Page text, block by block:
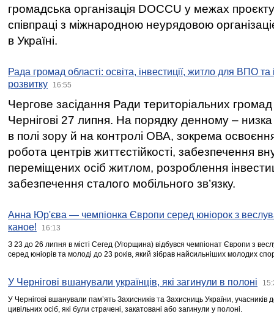
громадська організація DOCCU у межах
співпраці з міжнародною неурядовою
в Україні.
Рада громад області: освіта, інвестиції, житло для ВПО
розвитку
16:55
Чергове засідання Ради територіальних громад
Чернігові 27 липня. На порядку денному –
в полі зору й на контролі ОВА, зокрема освоєння
робота центрів життєстійкості, забезпечення
переміщених осіб житлом, розроблення
забезпечення сталого мобільного зв’язку.
Анна Юр'єва — чемпіонка Європи серед юніорок з
каное!
16:13
З 23 до 26 липня в місті Сегед (Угорщина) відбувся чемпіонат Європи з
серед юніорів та молоді до 23 років, який зібрав найсильніших молодих
У Чернігові вшанували українців, які загинули в полоні
У Чернігові вшанували пам’ять Захисників та Захисниць України,
цивільних осіб, які були страчені, закатовані або загинули у полоні.